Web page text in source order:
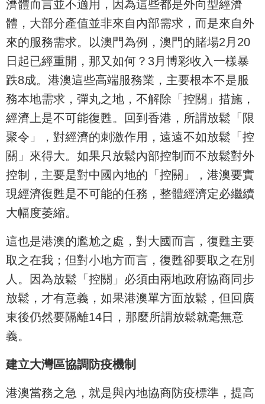
濟體而言並不適用，因為這些都是外向型經濟
體，大部分產值並非來自內部需求，而是來自外
來的服務需求。以澳門為例，澳門的賭場2月20
日起已經重開，那又如何？3月博彩收入一樣暴
跌8成。港澳這些高端服務業，主要根本不是服
務本地需求，彈丸之地，不解除「控關」措施，
經濟上是不可能復甦。回到香港，所謂放鬆「限
聚令」，對經濟的刺激作用，遠遠不如放鬆「控
關」來得大。如果只放鬆內部控制而不放鬆對外
控制，主要是對中國內地的「控關」，港澳要實
現經濟復甦是不可能的任務，整體經濟定必繼續
大幅度萎縮。
這也是港澳的尷尬之處，對大國而言，復甦主要
取之在我；但對小地方而言，復甦卻要取之在別
人。因為放鬆「控關」必須由兩地政府協商同步
放鬆，才有意義，如果港澳單方面放鬆，但回廣
東後仍然要隔離14日，那麼所謂放鬆就毫無意
義。
建立大灣區協調防疫機制
港澳當務之急，就是與內地協商防疫標準，提高